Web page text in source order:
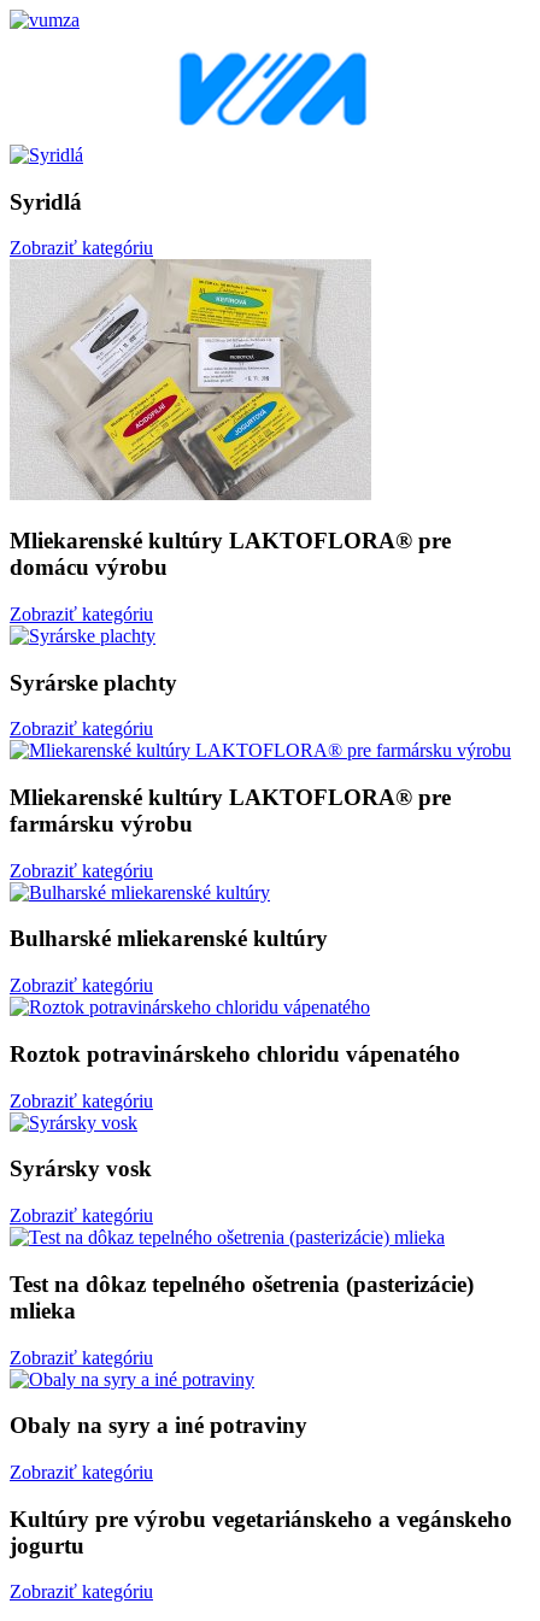
Syridlá
Zobraziť kategóriu
Mliekarenské kultúry LAKTOFLORA® pre
domácu výrobu
Zobraziť kategóriu
Syrárske plachty
Zobraziť kategóriu
Mliekarenské kultúry LAKTOFLORA® pre
farmársku výrobu
Zobraziť kategóriu
Bulharské mliekarenské kultúry
Zobraziť kategóriu
Roztok potravinárskeho chloridu vápenatého
Zobraziť kategóriu
Syrársky vosk
Zobraziť kategóriu
Test na dôkaz tepelného ošetrenia (pasterizácie)
mlieka
Zobraziť kategóriu
Obaly na syry a iné potraviny
Zobraziť kategóriu
Kultúry pre výrobu vegetariánskeho a vegánskeho
jogurtu
Zobraziť kategóriu